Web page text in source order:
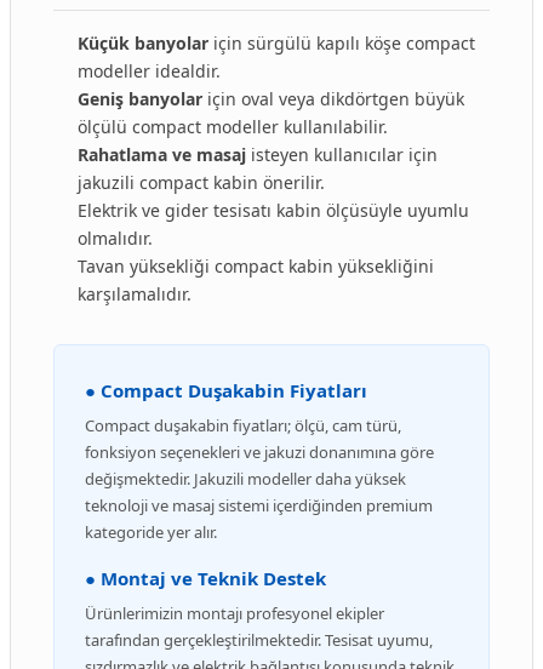
Küçük banyolar için sürgülü kapılı köşe compact
modeller idealdir.
Geniş banyolar için oval veya dikdörtgen büyük
ölçülü compact modeller kullanılabilir.
Rahatlama ve masaj isteyen kullanıcılar için
jakuzili compact kabin önerilir.
Elektrik ve gider tesisatı kabin ölçüsüyle uyumlu
olmalıdır.
Tavan yüksekliği compact kabin yüksekliğini
karşılamalıdır.
● Compact Duşakabin Fiyatları
Compact duşakabin fiyatları; ölçü, cam türü,
fonksiyon seçenekleri ve jakuzi donanımına göre
değişmektedir. Jakuzili modeller daha yüksek
teknoloji ve masaj sistemi içerdiğinden premium
kategoride yer alır.
● Montaj ve Teknik Destek
Ürünlerimizin montajı profesyonel ekipler
tarafından gerçekleştirilmektedir. Tesisat uyumu,